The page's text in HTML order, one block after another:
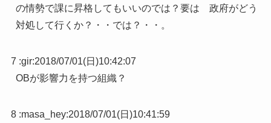
の情勢で課に昇格してもいいのでは？要は 政府がどう
対処して行くか？・・では？・・。
7 :gir:2018/07/01(日)10:42:07
OBが影響力を持つ組織？
8 :masa_hey:2018/07/01(日)10:41:59